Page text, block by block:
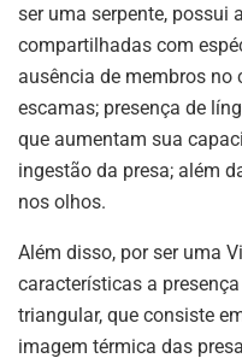
ser uma serpente, possui
compartilhadas com
ausência de membros no
escamas; presença de
que aumentam sua
ingestão da presa; além
nos olhos.
Além disso, por ser uma
características a
triangular, que consiste
imagem térmica das